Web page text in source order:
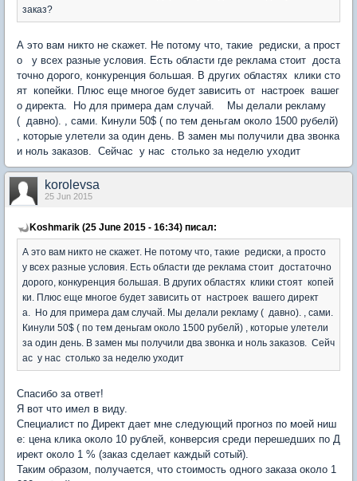
заказ?
А это вам никто не скажет. Не потому что, такие редиски, а прост
о у всех разные условия. Есть области где реклама стоит доста
точно дорого, конкуренция большая. В других областях клики сто
ят копейки. Плюс еще многое будет зависить от настроек вашег
о директа. Но для примера дам случай. Мы делали рекламу
( давно). , сами. Кинули 50$ ( по тем деньгам около 1500 рубелй)
, которые улетели за один день. В замен мы получили два звонка
и ноль заказов. Сейчас у нас столько за неделю уходит
korolevsa
25 Jun 2015
Koshmarik (25 June 2015 - 16:34) писал:
А это вам никто не скажет. Не потому что, такие редиски, а просто
у всех разные условия. Есть области где реклама стоит достаточно
дорого, конкуренция большая. В других областях клики стоят копей
ки. Плюс еще многое будет зависить от настроек вашего директ
а. Но для примера дам случай. Мы делали рекламу ( давно). , сами.
Кинули 50$ ( по тем деньгам около 1500 рубелй) , которые улетели
за один день. В замен мы получили два звонка и ноль заказов. Сейч
ас у нас столько за неделю уходит
Спасибо за ответ!
Я вот что имел в виду.
Специалист по Директ дает мне следующий прогноз по моей ниш
е: цена клика около 10 рублей, конверсия среди перешедших по Д
ирект около 1 % (заказ сделает каждый сотый).
Таким образом, получается, что стоимость одного заказа около 1